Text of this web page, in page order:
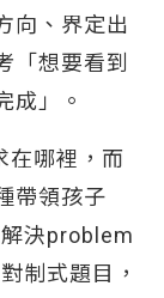
向、界定出
「想要看到
成」。
在哪裡，而
帶領孩子
決problem
制式題目，